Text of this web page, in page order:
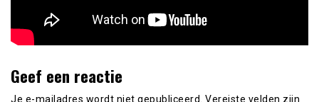
Geef een reactie
Je e-mailadres wordt niet gepubliceerd. Vereiste velden zijn